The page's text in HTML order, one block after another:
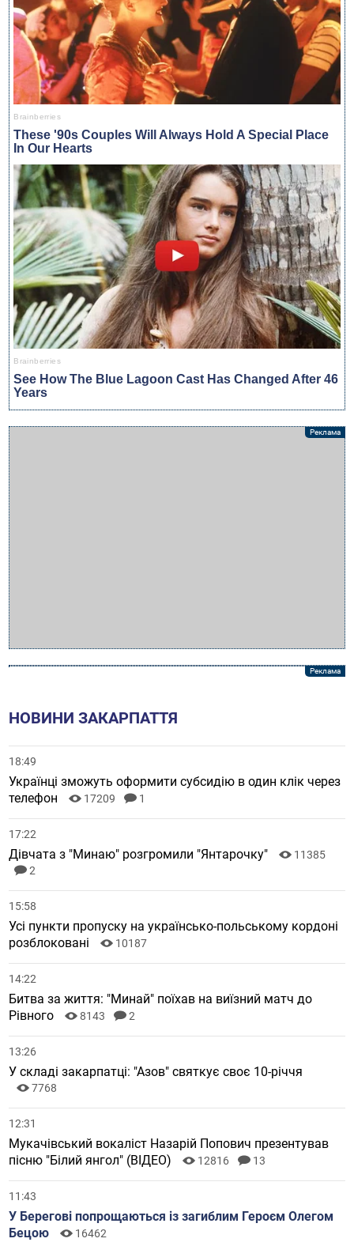
НОВИНИ ЗАКАРПАТТЯ
18:49
Українці зможуть оформити субсидію в один клік через
телефон
17209 1
17:22
Дівчата з "Минаю" розгромили "Янтарочку"
11385
2
15:58
Усі пункти пропуску на українсько-польському кордоні
розблоковані
10187
14:22
Битва за життя: "Минай" поїхав на виїзний матч до
Рівного
8143 2
13:26
У складі закарпатці: "Азов" святкує своє 10-річчя
7768
12:31
Мукачівський вокаліст Назарій Попович презентував
пісню "Білий янгол" (ВІДЕО)
12816 13
11:43
У Берегові попрощаються із загиблим Героєм Олегом
Бецою
16462